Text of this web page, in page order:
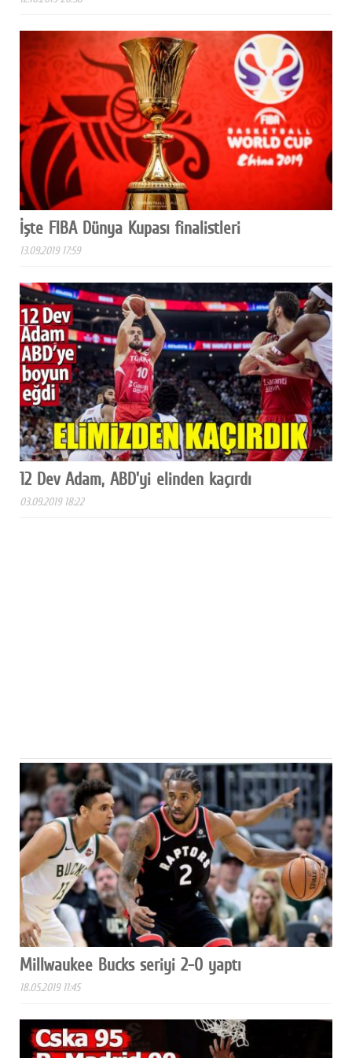
İşte FIBA Dünya Kupası finalistleri
13.09.2019 17:59
12 Dev Adam, ABD'yi elinden kaçırdı
03.09.2019 18:22
Millwaukee Bucks seriyi 2-0 yaptı
18.05.2019 11:45